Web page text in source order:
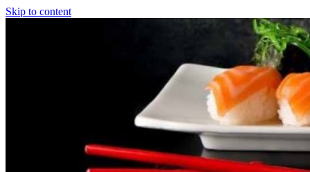
Skip to content